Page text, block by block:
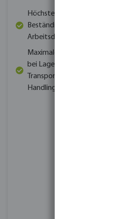
Höchste
Beständigkeit gegen
Arbeitsdruck
Maximale Flexibilität
bei Lagerung,
Transport und
Handling